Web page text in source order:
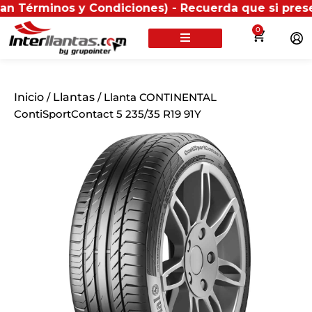
y Condiciones) - Recuerda que si presentas
0
Inicio / Llantas / Llanta CONTINENTAL
ContiSportContact 5 235/35 R19 91Y